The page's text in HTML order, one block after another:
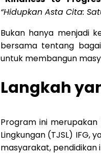
“Hidupkan Asta Cita:
Bukan hanya menjadi
bersama tentang
untuk membangun
Langkah
Program ini
Lingkungan (TJSL) IFG,
masyarakat, pendidikan